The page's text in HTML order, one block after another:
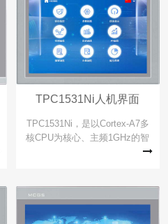
TPC1531Ni人机界面
TPC1531Ni，是以Cortex-A7多
核CPU为核心、主频1GHz的智
能物联网触摸屏，该产品设计采
屏，同时还预装了McgsPro组态
软件（运行版）